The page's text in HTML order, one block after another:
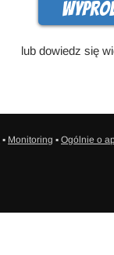
lub dowiedz się
▪ Monitoring ▪ Ogólnie o